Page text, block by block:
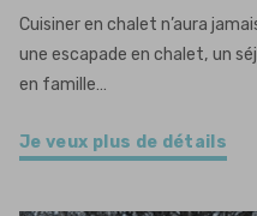
Cuisiner en chalet n’aura
une escapade en chalet, un
en famille…
Je veux plus de détails